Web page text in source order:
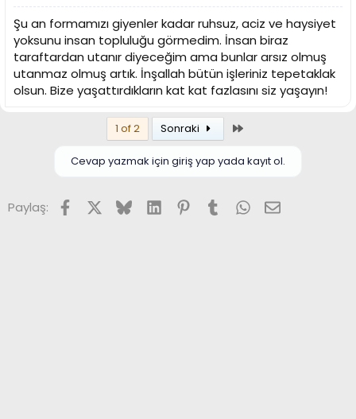
Şu an formamızı giyenler kadar ruhsuz, aciz ve haysiyet
yoksunu insan topluluğu görmedim. İnsan biraz
taraftardan utanır diyeceğim ama bunlar arsız olmuş
utanmaz olmuş artık. İnşallah bütün işleriniz tepetaklak
olsun. Bize yaşattırdıkların kat kat fazlasını siz yaşayın!
1 of 2 Sonraki
Cevap yazmak için giriş yap yada kayıt ol.
Paylaş: FacebookX (Twitter)
BlueskyLinkedInPinterest
TumblrWhatsApp
E-posta